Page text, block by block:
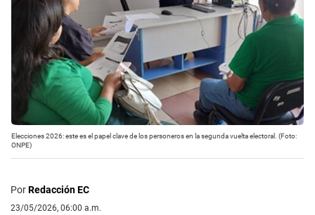
Elecciones 2026: este es el papel clave de los personeros en la segunda vuelta electoral. (Foto:
ONPE)
PorRedacción EC
23/05/2026, 06:00 a.m.